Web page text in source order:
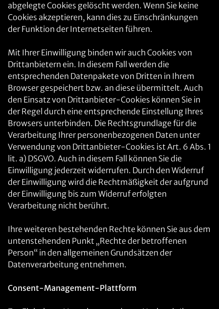
abgelegte Cookies gelöscht werden. Wenn Sie keine
Cookies akzeptieren, kann dies zu Einschränkungen
der Funktion der Internetseiten führen.
Mit Ihrer Einwilligung binden wir auch Cookies von
Drittanbietern ein. In diesem Fall werden die
entsprechenden Datenpakete von Dritten in Ihrem
Browser gespeichert bzw. an diese übermittelt. Auch
den Einsatz von Drittanbieter-Cookies können Sie in
der Regel durch eine entsprechende Einstellung Ihres
Browsers unterbinden. Die Rechtsgrundlage für die
Verarbeitung Ihrer personenbezogenen Daten unter
Verwendung von Drittanbieter-Cookies ist Art. 6 Abs. 1
lit. a) DSGVO. Auch in diesem Fall können Sie die
Einwilligung jederzeit widerrufen. Durch den Widerruf
der Einwilligung wird die Rechtmäßigkeit der aufgrund
der Einwilligung bis zum Widerruf erfolgten
Verarbeitung nicht berührt.
Ihre weiteren bestehenden Rechte können Sie aus dem
untenstehenden Punkt „Rechte der betroffenen
Person“ in den allgemeinen Grundsätzen der
Datenverarbeitung entnehmen.
Consent-Management-Plattform